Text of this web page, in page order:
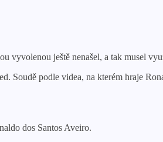
vyvolenou ještě nenašel, a tak musel
Soudě podle videa, na kterém hraje
dos Santos Aveiro.